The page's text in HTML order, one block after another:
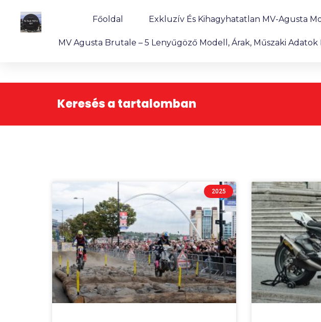
Főoldal Exkluzív És Kihagyhatatlan MV-Agusta
MV Agusta Brutale – 5 Lenyűgöző Modell, Árak, Műszaki Adatok
Keresés a tartalomban
2025